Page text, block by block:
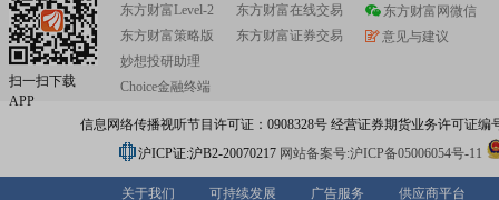
扫一扫下载
APP
东方财富Level-2
东方财富策略版
妙想投研助理
Choice金融终端
东方财富在线交易
东方财富证券交易
东方财富网微信
意见与建议
信息网络传播视听节目许可证：0908328号 经营证券期货业务许可证编
沪ICP证:沪B2-20070217 网站备案号:沪ICP备05006054号-11
关于我们 可持续发展 广告服务 供应商平台